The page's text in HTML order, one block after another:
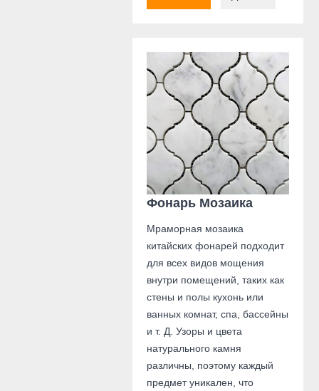
Фонарь Мозаика
Мраморная мозаика
китайских фонарей подходит
для всех видов мощения
внутри помещений, таких как
стены и полы кухонь или
ванных комнат, спа, бассейны
и т. Д. Узоры и цвета
натурального камня
различны, поэтому каждый
предмет уникален, что